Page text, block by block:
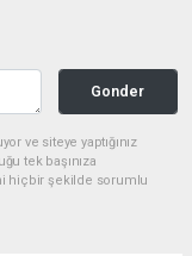
Gonder
ve siteye yaptığınız
tek başınıza
hiçbir şekilde sorumlu